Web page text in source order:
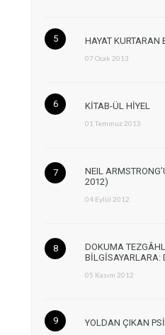
HAYAT KURTARAN
07 Ocak 2013
KİTAB-ÜL HİYEL
01 Temmuz 2013
NEIL
2012)
04 Eylül 2012
DOKUMA
BİLGİSAYARLARA:
05 Kasım 2012
YOLDAN ÇIKAN